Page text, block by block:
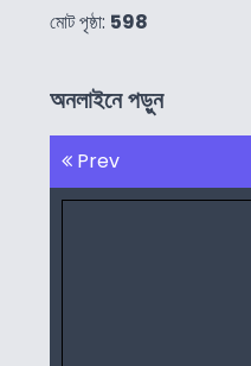
মোট পৃষ্ঠা: 598
অনলাইনে পড়ুন
Prev